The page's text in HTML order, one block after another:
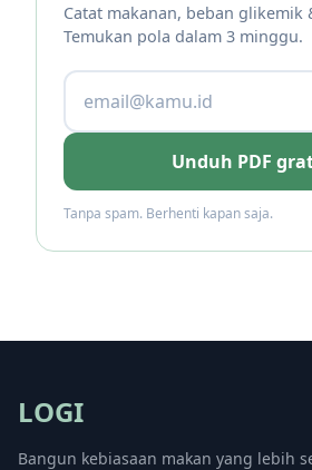
Catat makanan, beban glikemik
Temukan pola dalam 3 minggu.
Unduh PDF
Tanpa spam. Berhenti kapan saja.
LOGI
Bangun kebiasaan makan yang lebih